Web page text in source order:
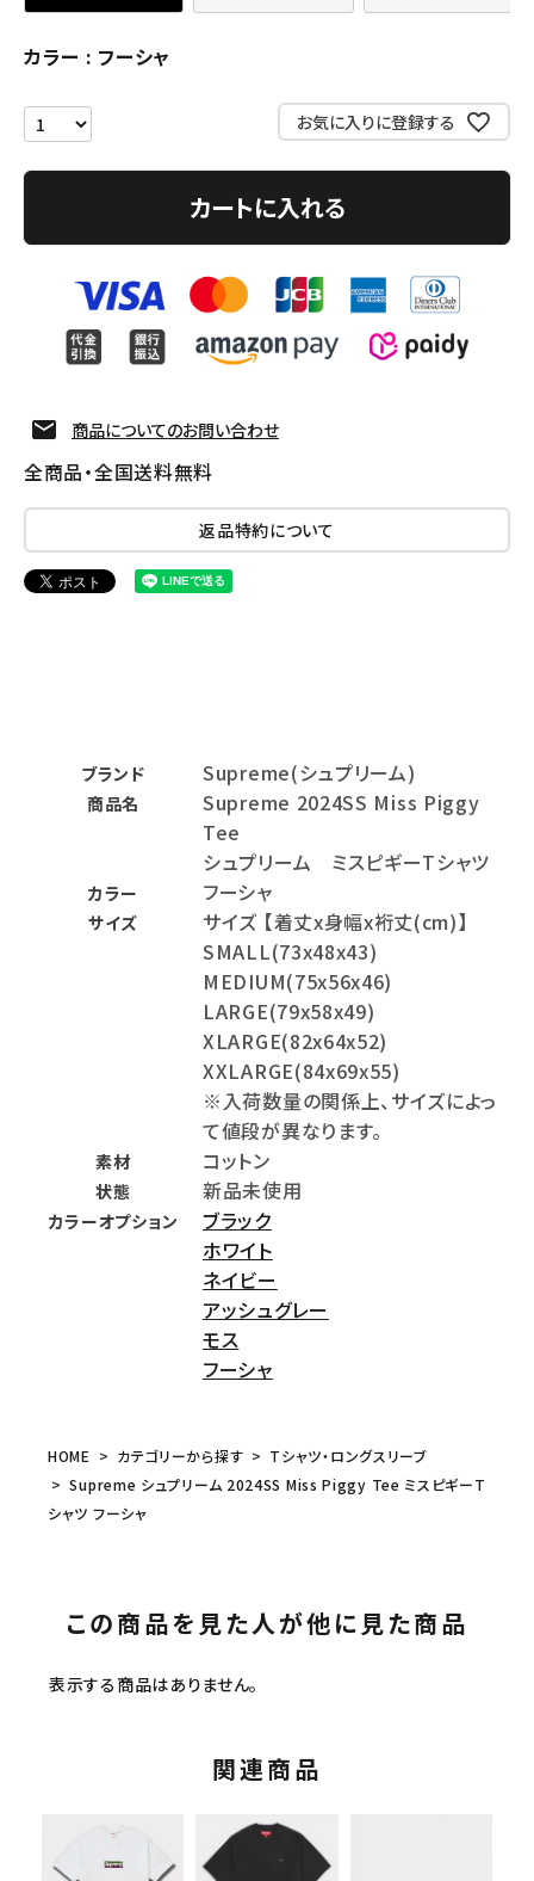
ようこそ ゲスト 様
meeting_room ログイン
Follow us
カラー フーシャ
お気に入りに登録する
カートに入れる
商品についてのお問い合わせ
全商品・全国送料無料
返品特約について
ブランド Supreme(シュプリーム)
商品名
Supreme 2024SS Miss Piggy
Tee
シュプリーム ミスピギーTシャツ
カラー フーシャ
サイズ
サイズ 【着丈x身幅x裄丈(cm)】
SMALL(73x48x43)
MEDIUM(75x56x46)
LARGE(79x58x49)
XLARGE(82x64x52)
XXLARGE(84x69x55)
※入荷数量の関係上、サイズによっ
て値段が異なります。
素材 コットン
状態 新品未使用
カラーオプション
ブラック
ホワイト
ネイビー
アッシュグレー
モス
フーシャ
HOME カテゴリーから探す
Tシャツ・ロングスリーブ
Supreme シュプリーム 2024SS Miss Piggy Tee ミスピギーT
シャツ フーシャ
この商品を見た人が他に見た商品
表示する商品はありません。
関連商品